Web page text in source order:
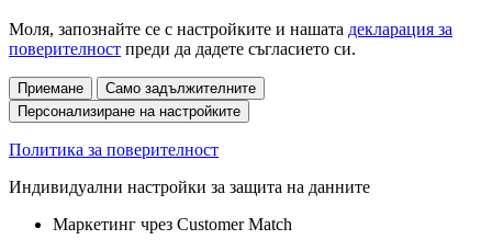
Моля, запознайте се с настройките и нашата декларация за
поверителност преди да дадете съгласието си.
Приемане
Само задължителните
Персонализиране на настройките
Политика за поверителност
Индивидуални настройки за защита на данните
Маркетинг чрез Customer Match